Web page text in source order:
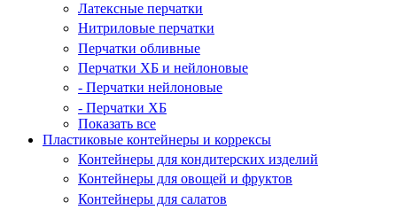
Латексные перчатки
Нитриловые перчатки
Перчатки обливные
Перчатки ХБ и нейлоновые
- Перчатки нейлоновые
- Перчатки ХБ
Показать все
Пластиковые контейнеры и коррексы
Контейнеры для кондитерских изделий
Контейнеры для овощей и фруктов
Контейнеры для салатов